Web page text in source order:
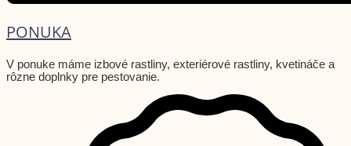
PONUKA
V ponuke máme izbové rastliny, exteriérové rastliny, kvetináče a
rôzne doplnky pre pestovanie.